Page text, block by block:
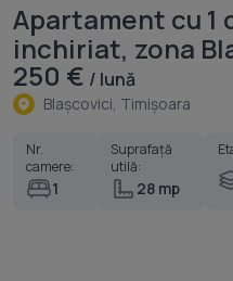
Apartament cu 1
inchiriat, zona
250 € / lună
Blaşcovici, Timişoara
Nr.
camere:
1
Suprafață
utilă:
28 mp